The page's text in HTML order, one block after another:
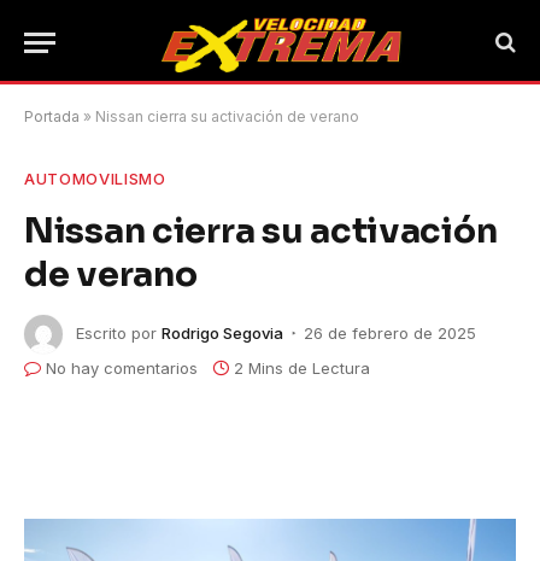
Portada » Nissan cierra su activación de verano
AUTOMOVILISMO
Nissan cierra su activación
de verano
Escrito por Rodrigo Segovia
26 de febrero de 2025
No hay comentarios
2 Mins de Lectura